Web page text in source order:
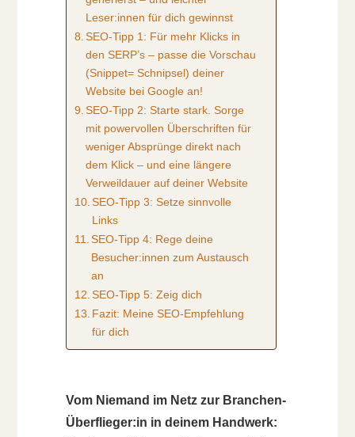
Leser:innen für dich gewinnst
SEO-Tipp 1: Für mehr Klicks in
den SERP’s – passe die Vorschau
(Snippet= Schnipsel) deiner
Website bei Google an!
SEO-Tipp 2: Starte stark. Sorge
mit powervollen Überschriften für
weniger Absprünge direkt nach
dem Klick – und eine längere
Verweildauer auf deiner Website
SEO-Tipp 3: Setze sinnvolle
Links
SEO-Tipp 4: Rege deine
Besucher:innen zum Austausch
an
SEO-Tipp 5: Zeig dich
Fazit: Meine SEO-Empfehlung
für dich
Vom Niemand im Netz zur Branchen-
Überflieger:in in deinem Handwerk: